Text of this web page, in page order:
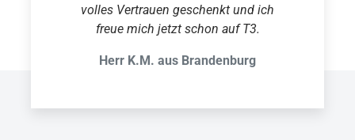
volles Vertrauen geschenkt und ich
freue mich jetzt schon auf T3.
Herr K.M. aus Brandenburg